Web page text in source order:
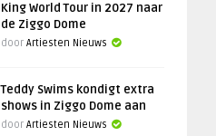
King World Tour in 2027 naar
de Ziggo Dome
door Artiesten Nieuws
Teddy Swims kondigt extra
shows in Ziggo Dome aan
door Artiesten Nieuws